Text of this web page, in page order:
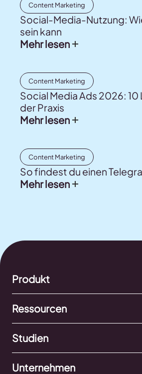
Content Marketing
Social-Media-Nutzung:
sein kann
Mehr lesen
Content Marketing
Social Media Ads 2026: 10
der Praxis
Mehr lesen
Content Marketing
So findest du einen
Mehr lesen
Produkt
Ressourcen
Studien
Unternehmen